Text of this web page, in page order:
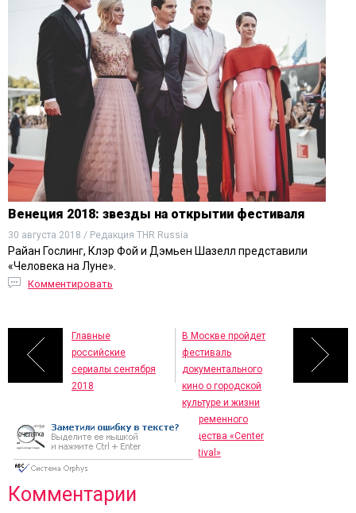
Венеция 2018: звезды на открытии фестиваля
30 августа 2018 / Редакция THR Russia
Райан Гослинг, Клэр Фой и Дэмьен Шазелл представили
«Человека на Луне».
Комментировать
Главные
российские
сериалы сентября
2018
В Москве пройдет
фестиваль
документального
кино о городской
культуре и жизни
современного
общества «Center
Festival»
Комментарии